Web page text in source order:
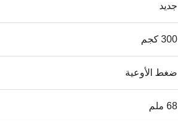
جديد
300 كجم
ضغط الأوعية
68 ملم